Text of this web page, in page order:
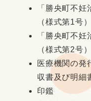
「勝央町不
（様式第1号）
「勝央町不妊
（様式第2号）
医療機関の発
収書及び明
印鑑